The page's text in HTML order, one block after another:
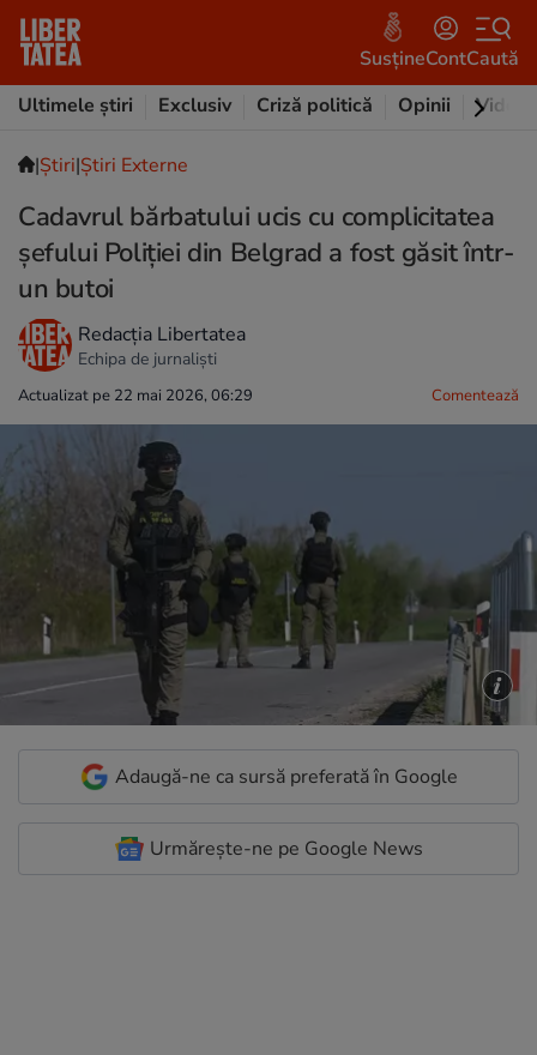
SusțineContCaută
Ultimele știri
Exclusiv Criză politică Opinii Video
|Ştiri|Știri Externe
Cadavrul bărbatului ucis cu complicitatea
șefului Poliției din Belgrad a fost găsit într-
un butoi
Redacția Libertatea
Echipa de jurnaliști
Actualizat pe 22 mai 2026, 06:29 Comentează
Adaugă-ne ca sursă preferată în Google
Urmărește-ne pe Google News